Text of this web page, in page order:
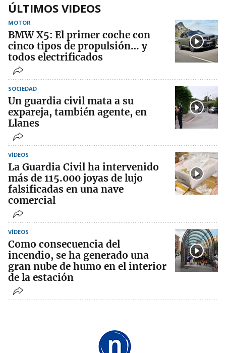
ÚLTIMOS VIDEOS
MOTOR
BMW X5: El primer coche con
cinco tipos de propulsión… y
todos electrificados
SOCIEDAD
Un guardia civil mata a su
expareja, también agente, en
Llanes
VÍDEOS
La Guardia Civil ha intervenido
más de 115.000 joyas de lujo
falsificadas en una nave
comercial
VÍDEOS
Como consecuencia del
incendio, se ha generado una
gran nube de humo en el interior
de la estación